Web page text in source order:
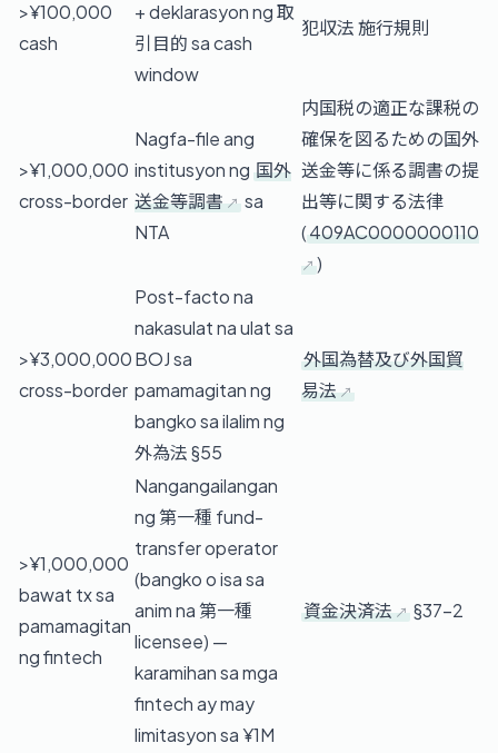
>¥100,000
cash
+ deklarasyon ng 取
引目的 sa cash
window
犯収法 施行規則
>¥1,000,000
cross-border
Nagfa-file ang
institusyon ng 国外
送金等調書
sa
NTA
内国税の適正な課税の
確保を図るための国外
送金等に係る調書の提
出等に関する法律
(409AC0000000110
)
>¥3,000,000
cross-border
Post-facto na
nakasulat na ulat sa
BOJ sa
pamamagitan ng
bangko sa ilalim ng
外為法 §55
外国為替及び外国貿
易法
>¥1,000,000
bawat tx sa
pamamagitan
ng fintech
Nangangailangan
ng 第一種 fund-
transfer operator
(bangko o isa sa
anim na 第一種
licensee) —
karamihan sa mga
fintech ay may
limitasyon sa ¥1M
資金決済法 §37-2